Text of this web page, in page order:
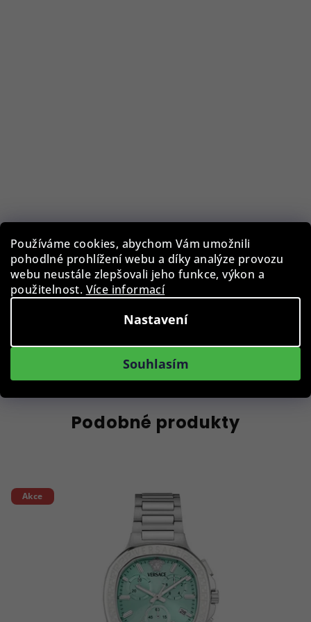
Používáme cookies, abychom Vám umožnili
pohodlné prohlížení webu a díky analýze provozu
webu neustále zlepšovali jeho funkce, výkon a
použitelnost. Více informací
Nastavení
Souhlasím
Rothenschild RS-2377-6EB box na hodinky a šperky
2 490 Kč
Skladem
Do košíku
Podobné produkty
Akce